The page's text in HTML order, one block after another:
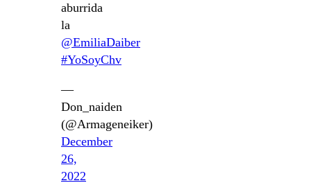
aburrida
la
@EmiliaDaiber
#YoSoyChv
—
Don_naiden
(@Armageneiker)
December
26,
2022